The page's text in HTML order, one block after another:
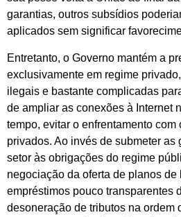
garantias, outros subsídios
aplicados sem significar
Entretanto, o Governo mantém a
exclusivamente em regime
ilegais e bastante complicadas
de ampliar as conexões à Internet
tempo, evitar o enfrentamento
privados. Ao invés de submeter as
setor às obrigações do regime
negociação da oferta de planos
empréstimos pouco transparentes
desoneração de tributos na ordem